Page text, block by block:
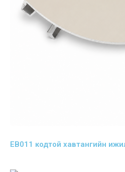
EB011 кодтой хавтангийн